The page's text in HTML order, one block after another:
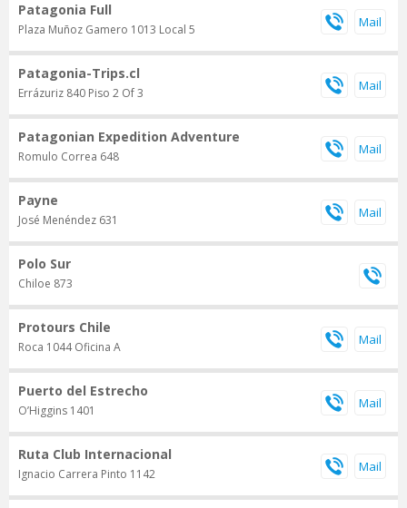
Patagonia Full
Plaza Muñoz Gamero 1013 Local 5
Patagonia-Trips.cl
Errázuriz 840 Piso 2 Of 3
Patagonian Expedition Adventure
Romulo Correa 648
Payne
José Menéndez 631
Polo Sur
Chiloe 873
Protours Chile
Roca 1044 Oficina A
Puerto del Estrecho
O’Higgins 1401
Ruta Club Internacional
Ignacio Carrera Pinto 1142